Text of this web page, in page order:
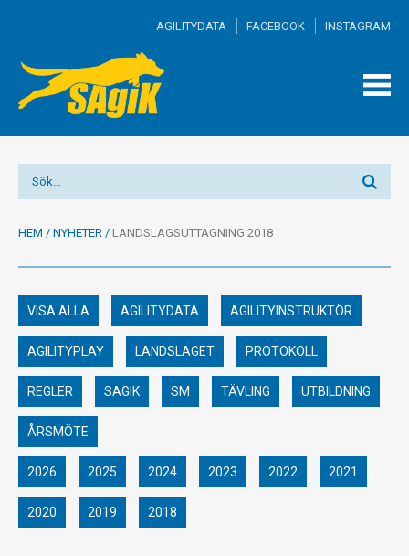
AGILITYDATA FACEBOOK INSTAGRAM
HEM / NYHETER / LANDSLAGSUTTAGNING 2018
VISA ALLA AGILITYDATA AGILITYINSTRUKTÖR
AGILITYPLAY LANDSLAGET PROTOKOLL
REGLER SAGIK SM TÄVLING UTBILDNING
ÅRSMÖTE
2026 2025 2024 2023 2022 2021
2020 2019 2018